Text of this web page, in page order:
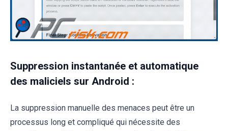
Suppression instantanée et automatique
des maliciels sur Android :
La suppression manuelle des menaces peut être un
processus long et compliqué qui nécessite des